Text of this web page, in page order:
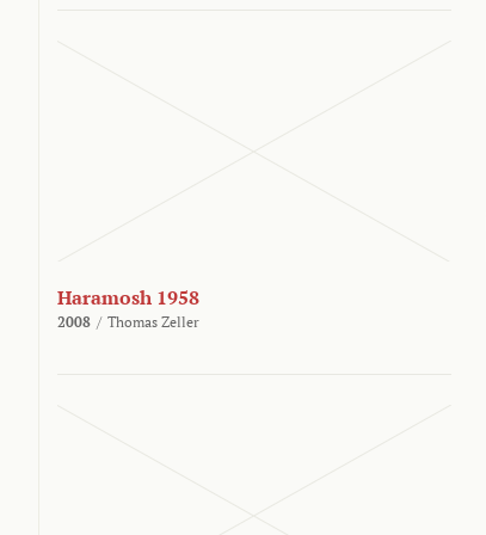
Haramosh 1958
2008 / Thomas Zeller